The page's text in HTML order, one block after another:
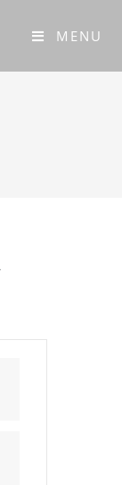
MENU